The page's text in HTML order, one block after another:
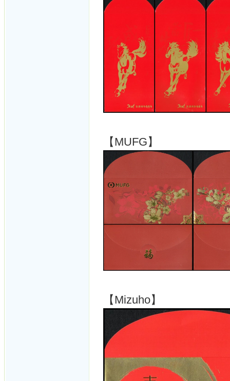
【MUFG】
【Mizuho】